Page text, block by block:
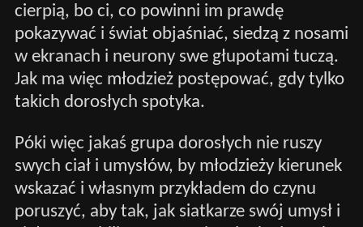
cierpią, bo ci, co powinni im prawdę
pokazywać i świat objaśniać, siedzą z nosami
w ekranach i neurony swe głupotami tuczą.
Jak ma więc młodzież postępować, gdy tylko
takich dorosłych spotyka.
Póki więc jakaś grupa dorosłych nie ruszy
swych ciał i umysłów, by młodzieży kierunek
wskazać i własnym przykładem do czynu
poruszyć, aby tak, jak siatkarze swój umysł i